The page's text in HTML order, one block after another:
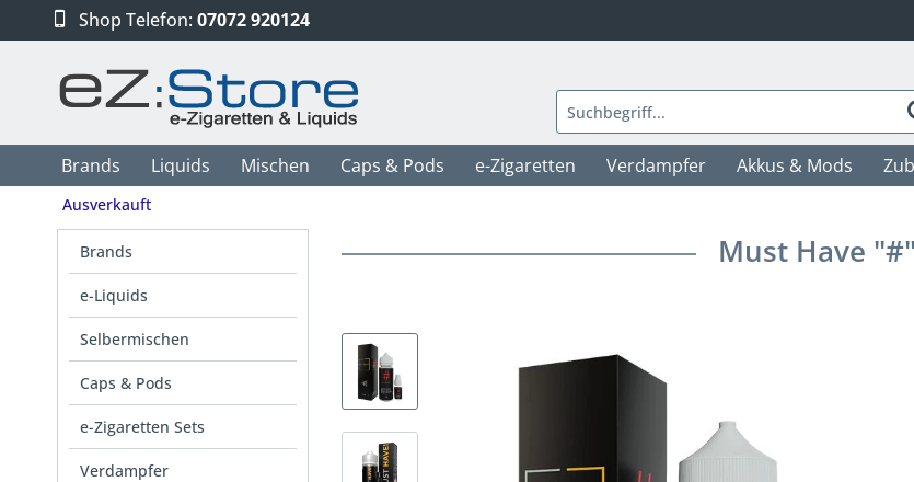
Shop Telefon: 07072 920124
Brands Liquids Mischen Caps & Pods e-Zigaretten Verdampfer Akkus & Mods
Ausverkauft
Brands
e-Liquids
Selbermischen
Caps & Pods
e-Zigaretten Sets
Verdampfer
Must Have